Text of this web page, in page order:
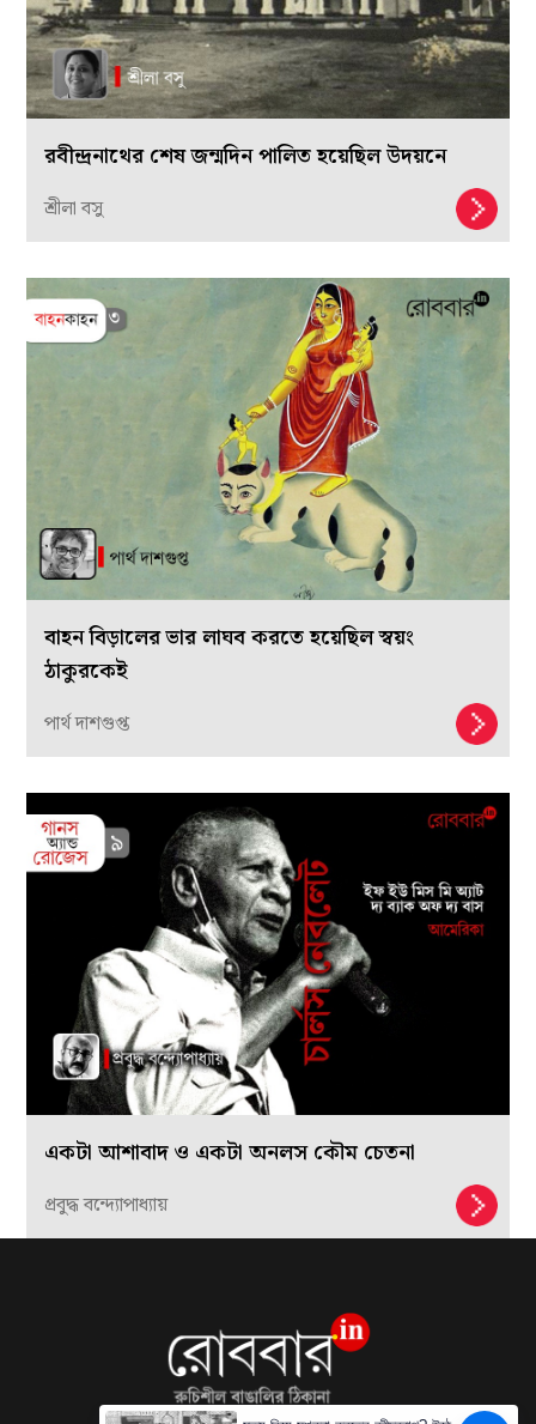
রবীন্দ্রনাথের শেষ জন্মদিন পালিত হয়েছিল উদয়নে
শ্রীলা বসু
বাহন বিড়ালের ভার লাঘব করতে হয়েছিল স্বয়ং
ঠাকুরকেই
পার্থ দাশগুপ্ত
একটা আশাবাদ ও একটা অনলস কৌম চেতনা
প্রবুদ্ধ বন্দ্যোপাধ্যায়